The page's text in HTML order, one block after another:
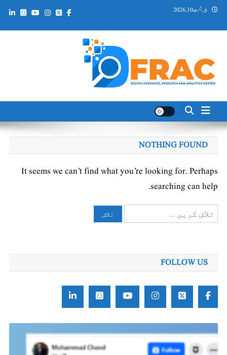
Skip پیر, اگست 10, 2026
DFRAC_ORG
NOTHING FOUND
It seems we can’t find what you’re looking for. Perhaps
searching can help.
تلاش
کریں
FOLLOW US